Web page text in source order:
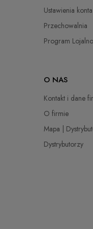
14,99 zł
22,00 zł
Ustawienia konta
Przechowalnia
Program
O NAS
Kontakt i dane
O firmie
Mapa |
Dystrybutorzy